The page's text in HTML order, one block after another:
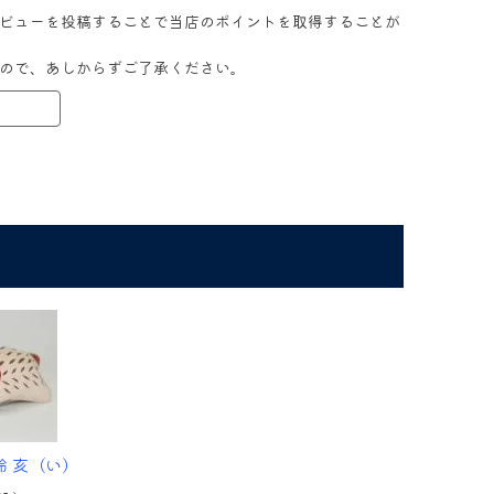
ーを投稿することで当店のポイントを取得することが
、あしからずご了承ください。
（い）